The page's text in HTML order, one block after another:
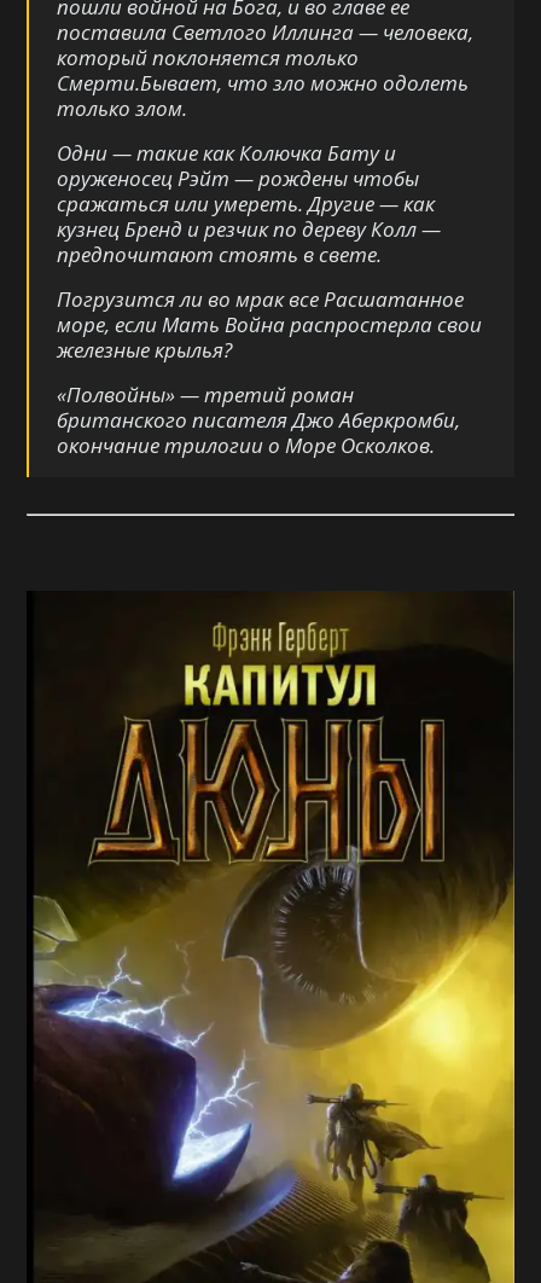
пошли войной на Бога, и во главе ее
поставила Светлого Иллинга — человека,
который поклоняется только
Смерти.Бывает, что зло можно одолеть
только злом.
Одни — такие как Колючка Бату и
оруженосец Рэйт — рождены чтобы
сражаться или умереть. Другие — как
кузнец Бренд и резчик по дереву Колл —
предпочитают стоять в свете.
Погрузится ли во мрак все Расшатанное
море, если Мать Война распростерла свои
железные крылья?
«Полвойны» — третий роман
британского писателя Джо Аберкромби,
окончание трилогии о Море Осколков.